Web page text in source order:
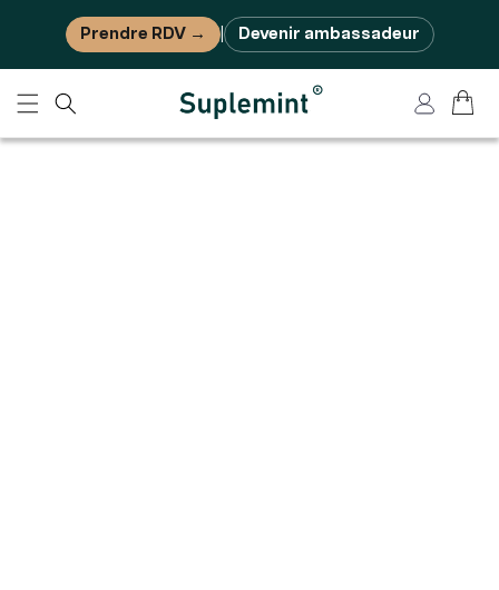
Ignorer et passer au contenu
Prendre RDV → | Devenir ambassadeur
Panier